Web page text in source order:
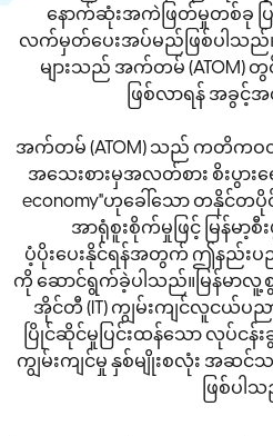
နောက်ဆုံးအကဲဖြတ်မှုတစ်ခု ပ
လက်မှတ်ပေးအပ်မည်ဖြစ်ပါသည်။
များသည် အက်တမ် (ATOM) တွ
ဖြစ်လာရန် အခွင့်
အက်တမ် (ATOM) သည် ကတိကဝ
အသေးစားမှအလတ်စား စိးပွားရေ
economy"ဟုခေါ်သော တနိုင်တပို
အာရုံစူးစိုက်မှုဖြင့် မြန်မာ့
ပံ့ပိုးပေးနိုင်ရန်အတွက် ဤနည်းပ
ကို ဆောင်ရွက်ခဲ့ပါသည်။မြန်မာလူ့
အိုင်တီ (IT) ကျွမ်းကျင်လူငယ်ပညာ
ပြိုင်ဆိုင်မှုပြင်းထန်သော လုပ်ငန်း
ကျွမ်းကျင်မှု နှစ်မျိုးစလုံး အဆင်
ဖြစ်ပါ